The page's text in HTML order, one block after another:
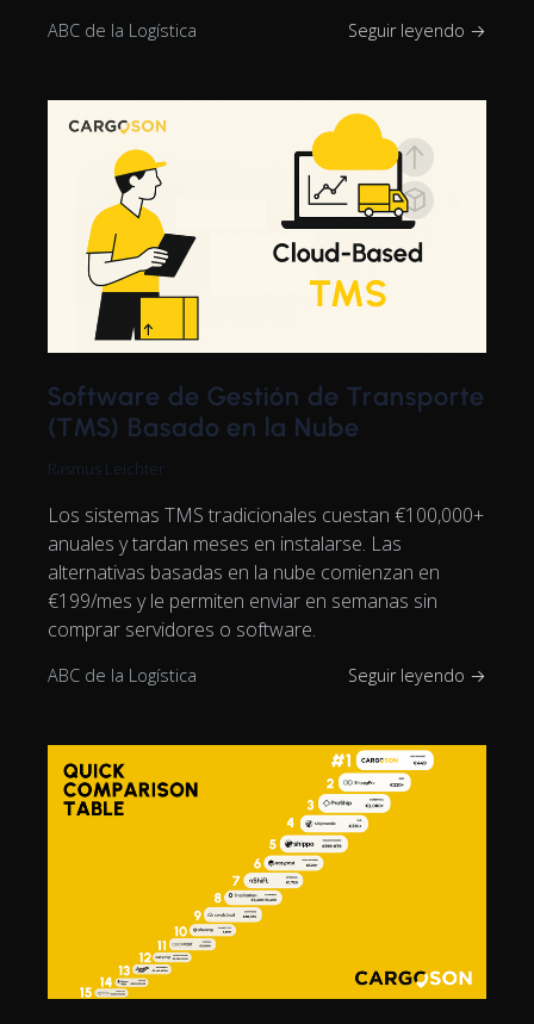
ABC de la Logística Seguir leyendo →
Software de Gestión de Transporte
(TMS) Basado en la Nube
Rasmus Leichter
Los sistemas TMS tradicionales cuestan €100,000+
anuales y tardan meses en instalarse. Las
alternativas basadas en la nube comienzan en
€199/mes y le permiten enviar en semanas sin
comprar servidores o software.
ABC de la Logística Seguir leyendo →